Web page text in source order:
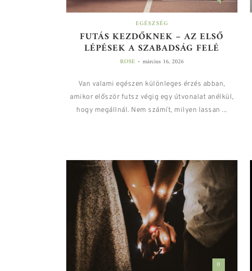
EGÉSZSÉG
FUTÁS KEZDŐKNEK – AZ ELSŐ
LÉPÉSEK A SZABADSÁG FELÉ
ROSE - március 16, 2026
Van valami egészen különleges érzés abban,
amikor először futsz végig egy útvonalat anélkül,
hogy megállnál. Nem számít, milyen lassan ...
0